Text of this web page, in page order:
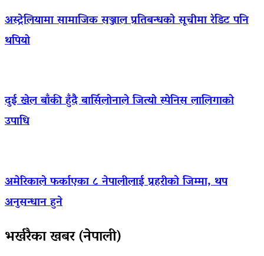
अस्ट्रेलियामा सामाजिक सञ्जाल प्रतिबन्धको सूचीमा रेडिट पनि
थपियो
दुई खेल बाँकी हुँदै बार्सिलोनाले जित्यो स्पेनिस लालिगाको
उपाधि
अमेरिकाले फर्काएका ८ नेपालीलाई प्रहरीको जिम्मा, थप
अनुसन्धान हुने
भर्खरैका खबर (नेपाली)